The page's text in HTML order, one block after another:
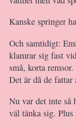
Kanske springer
Och samtidigt:
klamrar sig fast
små, korta remsor.
Det är då de fattar
Nu var det inte så
väl tänka sig.